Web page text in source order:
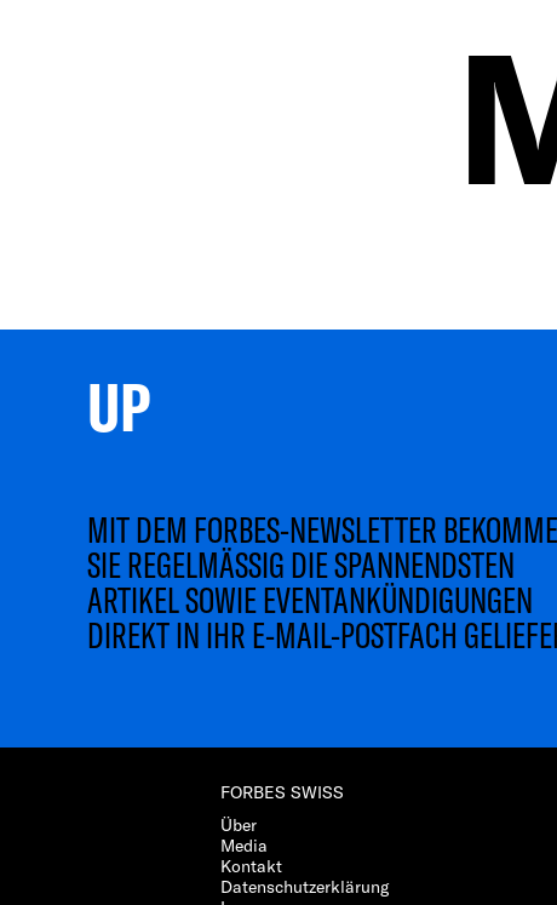
UP
MIT DEM FORBES-NEWSLETTER
SIE REGELMÄSSIG DIE SPANNENDSTEN
ARTIKEL SOWIE EVENTANKÜNDIGUNGEN
DIREKT IN IHR E-MAIL-POSTFACH
FORBES SWISS
Über
Media
Kontakt
Datenschutzerklärung